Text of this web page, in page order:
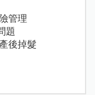
管理
題
後掉髮